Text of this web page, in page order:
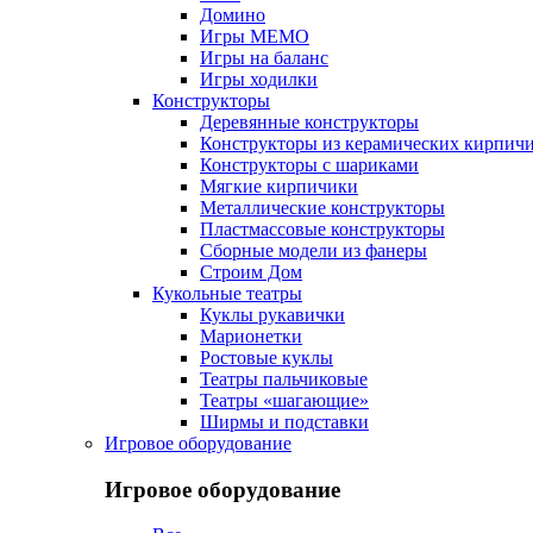
Домино
Игры МЕМО
Игры на баланс
Игры ходилки
Конструкторы
Деревянные конструкторы
Конструкторы из керамических
Конструкторы с шариками
Мягкие кирпичики
Металлические конструкторы
Пластмассовые конструкторы
Сборные модели из фанеры
Строим Дом
Кукольные театры
Куклы рукавички
Марионетки
Ростовые куклы
Театры пальчиковые
Театры «шагающие»
Ширмы и подставки
Игровое оборудование
Игровое оборудование